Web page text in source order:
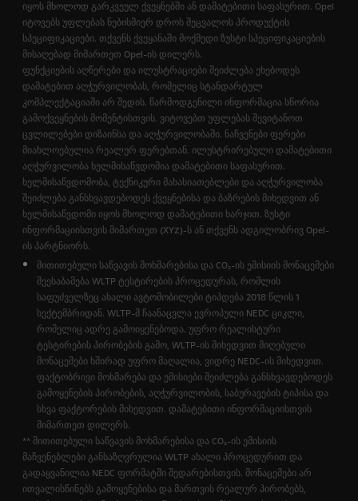
იყოს მხოლოდ გარკვეულ ქვეყნებში ან დამატებითი საფასურით. Opel
იტოვებს უფლებას ნებისმიერ დროს შეცვალოს პროდუქტის
სპეციფიკაციები. თქვენს ქვეყანაში მოქმედი ზუსტი სპეციფიკაციების
მისაღებად მიმართეთ Opel-ის დილერს.
ფუნქციების აღწერები და ილუსტრაციები შეიძლება ეხებოდეს
დამატებით აღჭურვილობას, რომელიც სტანდარტულ
კომპლექტაციაში არ შედის. წარმოდგენილი ინფორმაცია სწორია
გამოქვეყნების მომენტისთვის. ვიტოვებთ უფლებას შევიტანოთ
ცვლილებები დიზაინსა და აღჭურვილობაში. ნაჩვენები ფერები
მიახლოებულია რეალურ ფერებთან. ილუსტრირებული დამატებითი
აღჭურვილობა ხელმისაწვდომია დამატებითი საფასურით.
ხელმისაწვდომობა, ტექნიკური მახასიათებლები და აღჭურვილობა
შეიძლება განსხვავდებოდეს ქვეყნებისა და ბაზრების მიხედვით ან
ხელმისაწვდომი იყოს მხოლოდ დამატებითი ხარჯით. ზუსტი
ინფორმაციისთვის მიმართეთ (XYZ)-ს ან თქვენს ადგილობრივ Opel-
ის პარტნიორს.
მითითებული საწვავის მოხმარებისა და CO₂-ის ემისიის მონაცემები
შეესაბამება WLTP ტესტირების პროცედურას, რომლის
საფუძველზეც ახალი ავტომობილები ტიპდება 2018 წლის 1
სექტემბრიდან. WLTP-მ ჩაანაცვლა ევროპული NEDC ციკლი,
რომელიც ადრე გამოიყენებოდა. უფრო რეალისტური
ტესტირების პირობების გამო, WLTP-ის მიხედვით მიღებული
მონაცემები ხშირად უფრო მაღალია, ვიდრე NEDC-ის მიხედვით.
ფაქტობრივი მოხმარება და ემისიები შეიძლება განსხვავდებოდეს
გამოყენების პირობების, აღჭურვილობის, საბურავების ტიპისა და
სხვა ფაქტორების მიხედვით. დამატებითი ინფორმაციისთვის
მიმართეთ დილერს.
** მითითებული საწვავის მოხმარებისა და CO₂-ის ემისიის
მაჩვენებლები განსაზღვრულია WLTP ახალი პროცედურით და
გადაყვანილია NEDC ფორმატში შედარებისთვის. მონაცემები არ
ითვალისწინებს გამოყენებისა და მართვის რეალურ პირობებს,